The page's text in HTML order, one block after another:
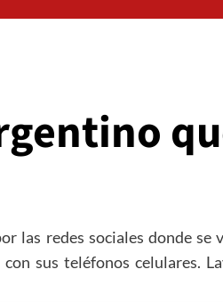
las redes sociales donde se
sus teléfonos celulares.